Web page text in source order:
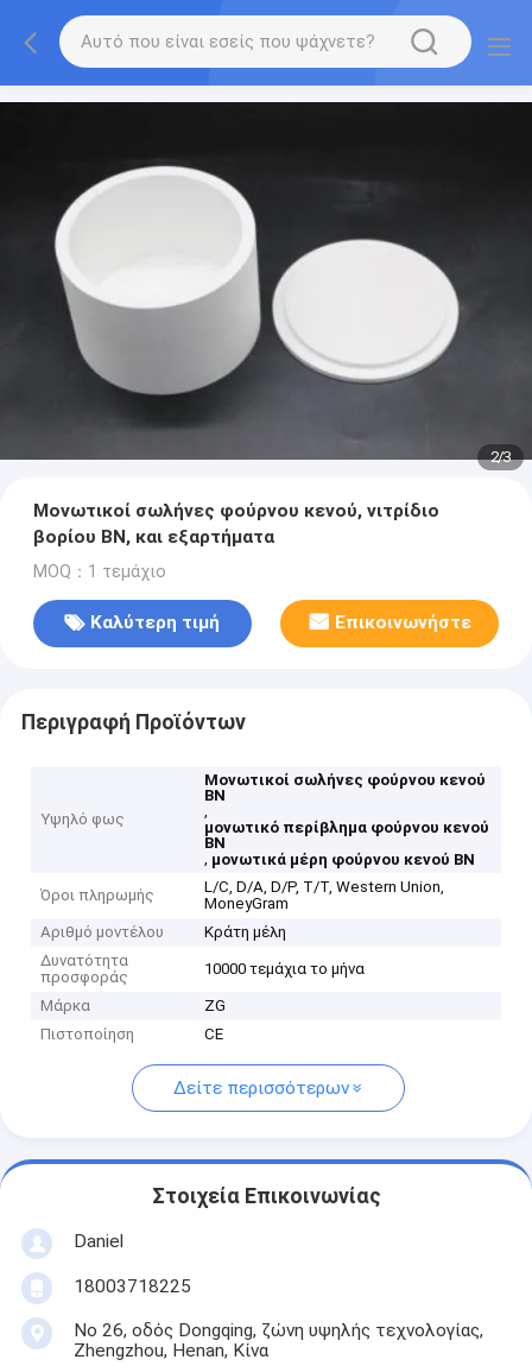
2/3
Μονωτικοί σωλήνες φούρνου κενού, νιτρίδιο
βορίου BN, και εξαρτήματα
MOQ：1 τεμάχιο
Καλύτερη τιμή Επικοινωνήστε
Περιγραφή Προϊόντων
Υψηλό φως
Μονωτικοί σωλήνες φούρνου κενού
BN
,
μονωτικό περίβλημα φούρνου κενού
BN
, μονωτικά μέρη φούρνου κενού BN
Όροι πληρωμής
L/C, D/A, D/P, T/T, Western Union,
MoneyGram
Αριθμό μοντέλου
Κράτη μέλη
Δυνατότητα
προσφοράς
10000 τεμάχια το μήνα
Μάρκα
ZG
Πιστοποίηση
CE
Δείτε περισσότερων
Στοιχεία Επικοινωνίας
Daniel
18003718225
Νο 26, οδός Dongqing, ζώνη υψηλής τεχνολογίας,
Zhengzhou, Henan, Κίνα